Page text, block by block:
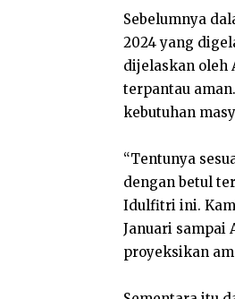
Sebelumnya
2024 yang
dijelaskan oleh
terpantau
kebutuhan
“Tentunya
dengan betul
Idulfitri ini.
Januari sampai
proyeksikan